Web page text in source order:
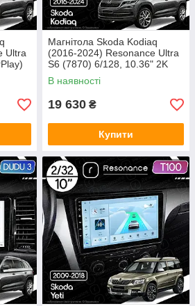
Ultra
Магнітола Skoda Kodiaq
(2016-2024) Resonance Ultra
S6 (7870) 6/128, 10.36" 2K
QLED, 360
В наявності
19 630 ₴
Купити